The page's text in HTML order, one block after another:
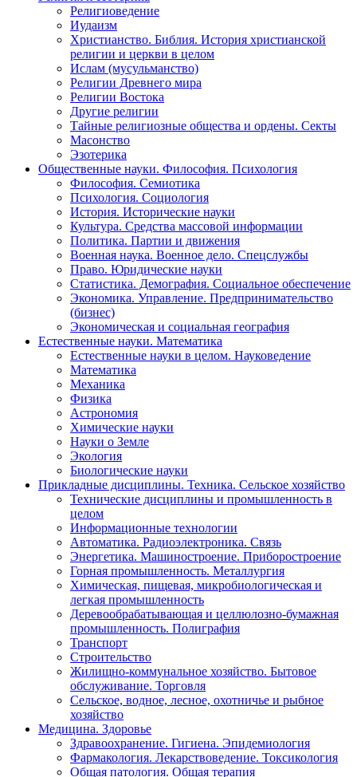
Религиоведение
Иудаизм
Христианство. Библия. История христианской
религии и церкви в целом
Ислам (мусульманство)
Религии Древнего мира
Религии Востока
Другие религии
Тайные религиозные общества и ордены. Секты
Масонство
Эзотерика
Общественные науки. Философия. Психология
Философия. Семиотика
Психология. Социология
История. Исторические науки
Культура. Средства массовой информации
Политика. Партии и движения
Военная наука. Военное дело. Спецслужбы
Право. Юридические науки
Статистика. Демография. Социальное обеспечение
Экономика. Управление. Предпринимательство
(бизнес)
Экономическая и социальная география
Естественные науки. Математика
Естественные науки в целом. Науковедение
Математика
Механика
Физика
Астрономия
Химические науки
Науки о Земле
Экология
Биологические науки
Прикладные дисциплины. Техника. Сельское хозяйство
Технические дисциплины и промышленность в
целом
Информационные технологии
Автоматика. Радиоэлектроника. Связь
Энергетика. Машиностроение. Приборостроение
Горная промышленность. Металлургия
Химическая, пищевая, микробиологическая и
легкая промышленность
Деревообрабатывающая и целлюлозно-бумажная
промышленность. Полиграфия
Транспорт
Строительство
Жилищно-коммунальное хозяйство. Бытовое
обслуживание. Торговля
Сельское, водное, лесное, охотничье и рыбное
хозяйство
Медицина. Здоровье
Здравоохранение. Гигиена. Эпидемиология
Фармакология. Лекарствоведение. Токсикология
Общая патология. Общая терапия